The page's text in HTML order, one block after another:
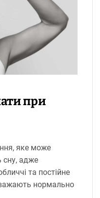
т
о
в
й
ч
н
н
при
яке може
сну, адже
та постійне
нормально